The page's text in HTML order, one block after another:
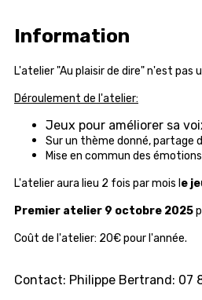
Information
L'atelier "Au plaisir de dire" n'est
Déroulement de l'atelier:
Jeux pour améliorer sa
Sur un thème donné, partage
Mise en commun des
L'atelier aura lieu 2 fois par mois l e
Premier atelier 9 octobre 2025
Coût de l'atelier: 20€ pour l'année.
Contact: Philippe Bertrand: 07